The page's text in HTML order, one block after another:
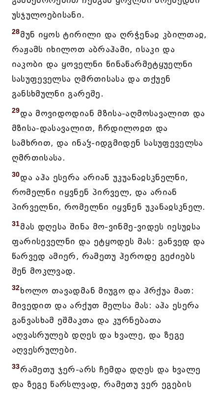
უსჯულოებისანი.
28მუნ იყოს ტირილი და ღრჭენაჲ კბილთაჲ,
რაჟამს იხილოთ აბრაჰამი, ისაკი და
იაკობი და ყოველნი წინაწარმეტყუელნი
სასუფეველსა ღმრთისასა და თქუენ
განსხმულნი გარეშე.
29და მოვიდოდიან მზისა-აღმოსავალით და
მზისა-დასავალით, ჩრდილოჲთ და
სამხრით, და ინაჴ-იდგმიდენ სასუფეველსა
ღმრთისასა.
30და აჰა ესერა არიან უკუანაჲსკნელნი,
რომელნი იყვნენ პირველ, და არიან
პირველნი, რომელნი იყვნენ უკანაჲსკნელ.
31მას დღესა შინა მო-ვინმე-ვიდეს იესუჲსა
ფარისეველნი და ეტყოდეს მას: განვედ და
წარვედ ამიერ, რამეთუ ჰეროდე გეძიებს
შენ მოკლვად.
32ხოლო თავადმან მიუგო და ჰრქუა მათ:
მივედით და არქუთ მელსა მას: აჰა ესერა
განვასხამ ეშმაკთა და კურნებათა
აღვასრულებ დღეს და ხვალე, და ზეგე
აღვესრულები.
33რამეთუ ჯერ-არს ჩემდა დღეს და ხვალე
და ზეგე წარსლვად, რამეთუ ვერ ეგების